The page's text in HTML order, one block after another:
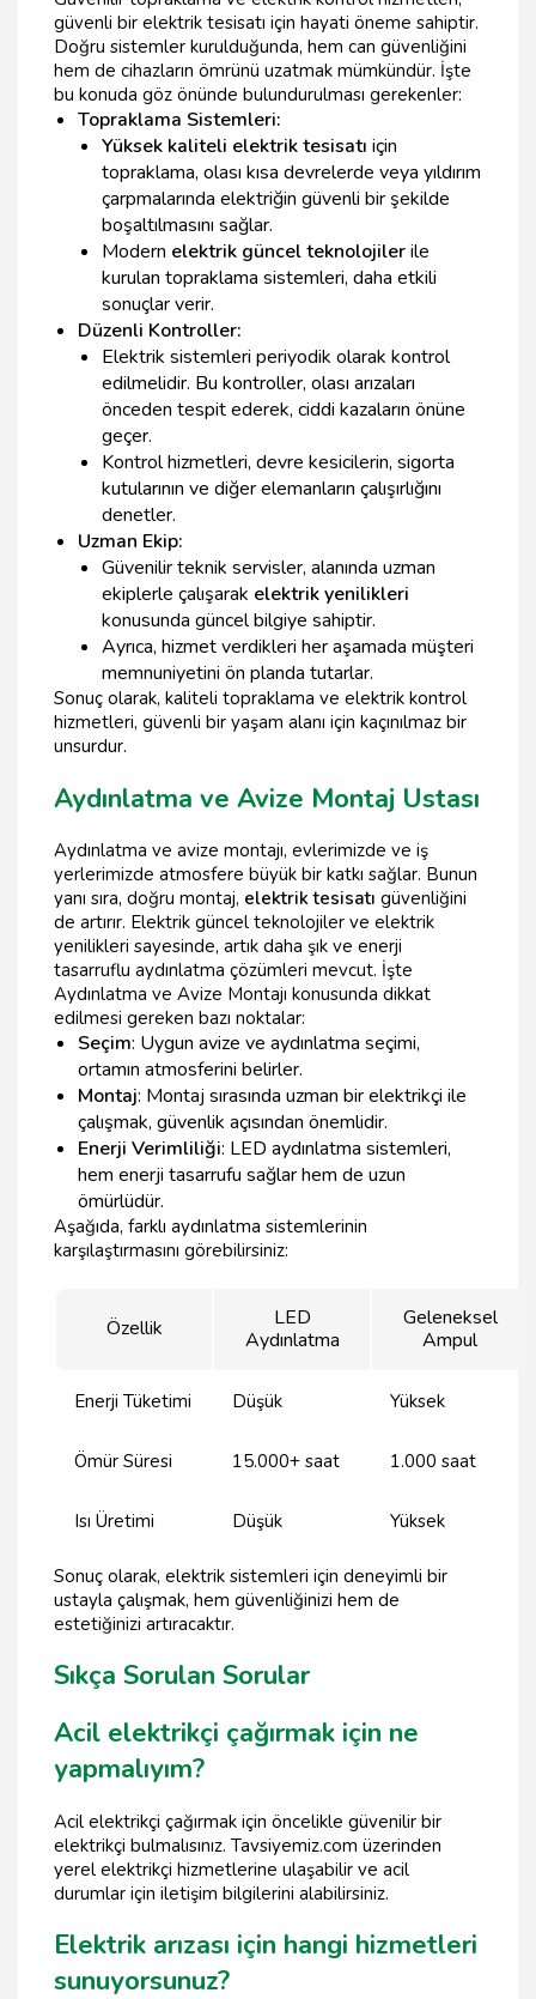
güvenli bir elektrik tesisatı için hayati öneme sahiptir.
Doğru sistemler kurulduğunda, hem can güvenliğini
hem de cihazların ömrünü uzatmak mümkündür. İşte
bu konuda göz önünde bulundurulması gerekenler:
Topraklama Sistemleri:
Yüksek kaliteli elektrik tesisatı için
topraklama, olası kısa devrelerde veya yıldırım
çarpmalarında elektriğin güvenli bir şekilde
boşaltılmasını sağlar.
Modern elektrik güncel teknolojilerile
kurulan topraklama sistemleri, daha etkili
sonuçlar verir.
Düzenli Kontroller:
Elektrik sistemleri periyodik olarak kontrol
edilmelidir. Bu kontroller, olası arızaları
önceden tespit ederek, ciddi kazaların önüne
geçer.
Kontrol hizmetleri, devre kesicilerin, sigorta
kutularının ve diğer elemanların çalışırlığını
denetler.
Uzman Ekip:
Güvenilir teknik servisler, alanında uzman
ekiplerle çalışarak elektrik yenilikleri
konusunda güncel bilgiye sahiptir.
Ayrıca, hizmet verdikleri her aşamada müşteri
memnuniyetini ön planda tutarlar.
Sonuç olarak, kaliteli topraklama ve elektrik kontrol
hizmetleri, güvenli bir yaşam alanı için kaçınılmaz bir
unsurdur.
Aydınlatma ve Avize Montaj Ustası
Aydınlatma ve avize montajı, evlerimizde ve iş
yerlerimizde atmosfere büyük bir katkı sağlar. Bunun
yanı sıra, doğru montaj, elektrik tesisatı güvenliğini
de artırır. Elektrik güncel teknolojiler ve elektrik
yenilikleri sayesinde, artık daha şık ve enerji
tasarruflu aydınlatma çözümleri mevcut. İşte
Aydınlatma ve Avize Montajı konusunda dikkat
edilmesi gereken bazı noktalar:
Seçim: Uygun avize ve aydınlatma seçimi,
ortamın atmosferini belirler.
Montaj: Montaj sırasında uzman bir elektrikçi ile
çalışmak, güvenlik açısından önemlidir.
Enerji Verimliliği: LED aydınlatma sistemleri,
hem enerji tasarrufu sağlar hem de uzun
ömürlüdür.
Aşağıda, farklı aydınlatma sistemlerinin
karşılaştırmasını görebilirsiniz:
Özellik
LED
Aydınlatma
Geleneksel
Ampul
Enerji Tüketimi Düşük Yüksek
Ömür Süresi 15.000+ saat 1.000 saat
Isı Üretimi Düşük Yüksek
Sonuç olarak, elektrik sistemleri için deneyimli bir
ustayla çalışmak, hem güvenliğinizi hem de
estetiğinizi artıracaktır.
Sıkça Sorulan Sorular
Acil elektrikçi çağırmak için ne
yapmalıyım?
Acil elektrikçi çağırmak için öncelikle güvenilir bir
elektrikçi bulmalısınız. Tavsiyemiz.com üzerinden
yerel elektrikçi hizmetlerine ulaşabilir ve acil
durumlar için iletişim bilgilerini alabilirsiniz.
Elektrik arızası için hangi hizmetleri
sunuyorsunuz?